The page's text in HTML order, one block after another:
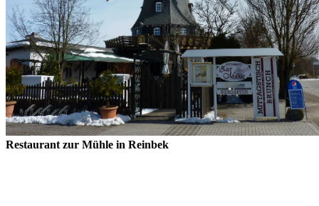
Restaurant zur Mühle in Reinbek